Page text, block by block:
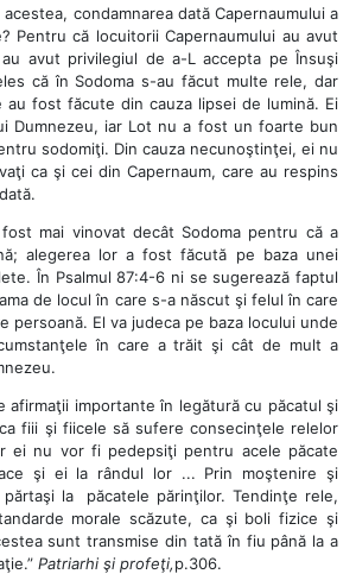
condamnarea dată Capernaumului a
Pentru că locuitorii Capernaumului au avut
avut privilegiul de a-L accepta pe Însuşi
că în Sodoma s-au făcut multe rele, dar
au fost făcute din cauza lipsei de lumină. Ei
Dumnezeu, iar Lot nu a fost un foarte bun
sodomiţi. Din cauza necunoştinţei, ei nu
ca şi cei din Capernaum, care au respins
fost mai vinovat decât Sodoma pentru că a
alegerea lor a fost făcută pe baza unei
În Psalmul 87:4-6 ni se sugerează faptul
de locul în care s-a născut şi felul în care
persoană. El va judeca pe baza locului unde
în care a trăit şi cât de mult a
afirmaţii importante în legătură cu păcatul şi
fiii şi fiicele să sufere consecinţele relelor
ei nu vor fi pedepsiţi pentru acele păcate
şi ei la rândul lor ... Prin moştenire şi
la păcatele părinţilor. Tendinţe rele,
morale scăzute, ca şi boli fizice şi
sunt transmise din tată în fiu până la a
Patriarhi şi profeţi,p.306.